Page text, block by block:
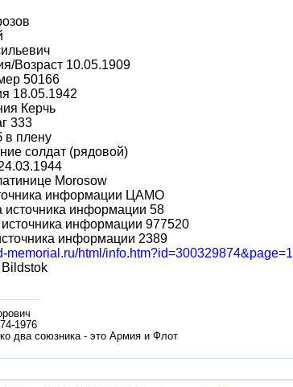
Возраст 10.05.1909
50166
18.05.1942
Керчь
333
в плену
солдат (рядовой)
Morosow
информации ЦАМО
информации 58
информации 977520
информации 2389
memorial.ru/html/info.htm?id=300329874&page=1
1976
два союзника - это Армия и Флот